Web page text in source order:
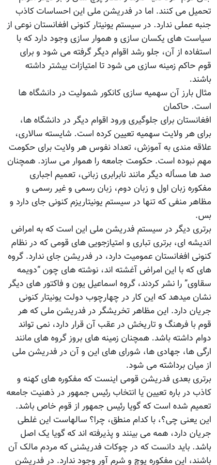
تحمیل می کنند. اما در فدریشن ملی این احساسات کاذب
جنبه عملی ندارد. در سیستم یونیتار کنونی افغانستان نوعی از
سیاست های یکسان سازی و هموار سازی وجود دارد که با
استفاده از آن، جلو رشد اقوام دیگر گرفته می شود و برای
قوم حاکم زمینه سازی می شود تا امتیازات بیشتر داشته
باشند.
مثال بارز آن سهمیه سازی کانکور شمولیت در دانشگاه ها
است. حاکمان
افغانستان برای جلوگیری ورود اقوام دیگر در دانشگاه ها،
برای هر ولایت سهمیه تعیین کرده است. شایسته سالاری،
علاقه مندی به آموزش، تعداد نفوس هر ولایت برای حکومت
مهم نبوده است. حکومت جامعه را هموار می سازد. همچنان
صد ها مسأله دیگر مانند نابرابری زبانی، تعمیم اجباری
مفکوره زبان اول و زبان دوم، زبان رسمی و غیر رسمی و
مظاهر منفی که تنها در سیستم یونیتاریزم کنونی جای دارد و
بس.
برتری دیگر در سیستم فدریشن ملی این است که به امراض
اندیشه ای، برتری تباری و امتیازجویی های قومی که در نظام
کنونی افغانستان عمومیت دارد، در فدریشن جای ندارد. گروه
های که با این امراض آغشته اند، نوشته های چون “دویمه
سقاوی” را نشر کردند، گروه اسماعیل یون و فاکتور های دیگر
نشان میدهد که این کار در چهارچوب دولت یونیتار کنونی
جریان دارد. این مظاهر تخریشگر در فدریشن ملی که هر
قوم با فرهنگ و تاریخش در عقب آن قرار دارد، نمی تواند
دوام داشته باشد. همچنان زمینه های بروز گروه های مانند
ارگی ها، جهادی ها، شورای های این و آن در فدریشن ملی
از میان برداشته می شود.
برتری بعدی فدریشن قومی اینست که مفکوره های کهنه و
کاذب در باره تعیین یا انتخاب رئیس جمهور در ذهنیت جامعه
تعمیم شده است که گویا رئیس جمهور از قوم خاص باشد.
این یعنی چی؟، با کدام منطق، چرا؟ سالهاست این غلطی
جریان دارد، همه می بینند و پذیرفته اند که گویا یک اصل
باشد. باید دانست که در چوکات فدریشنی که مردم مالک آن
باشند، این مفکوره پوچ و شرم آور وجود ندارد. در فدریشن